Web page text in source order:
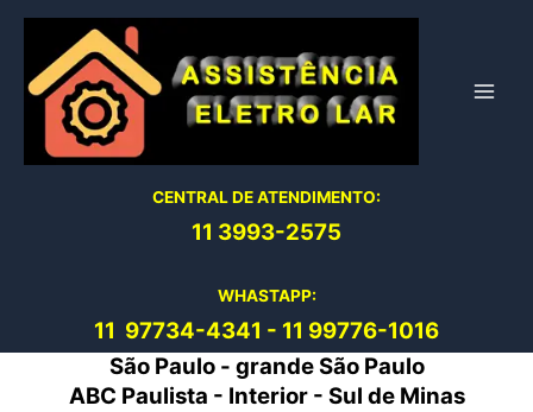
conteúdo
CENTRAL DE ATENDIMENTO:
11 3993-2575
WHASTAPP:
11 97734-4341 - 11 99776-1016
São Paulo - grande São Paulo
ABC Paulista - Interior - Sul de Minas